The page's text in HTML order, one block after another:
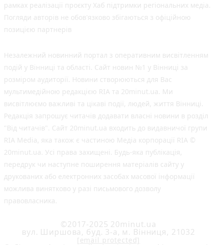
рамках реалізації проєкту Хаб підтримки регіональних медіа.
Погляди авторів не обов'язково збігаються з офіційною
позицією партнерів
Незалежний новинний портал з оперативним висвітленням
подій у Вінниці та області. Сайт новин №1 у Вінниці за
розміром аудиторії. Новини створюються для Вас
мультимедійною редакцією RIA та 20minut.ua. Ми
висвітлюємо важливі та цікаві події, людей, життя Вінниці.
Редакція запрошує читачів додавати власні новини в розділ
"Від читачів". Сайт 20minut.ua входить до видавничої групи
RIA Media, яка також є частиною Медіа корпорації RIA ©
20minut.ua. Усі права захищені. Будь-яка публiкацiя,
передрук чи наступне поширення матеріалів сайту у
друкованих або електронних засобах масової інформації
можлива винятково у разі письмового дозволу
правовласника.
©2017-2025 20minut.ua
вул. Ширшова, буд. 3-а, м. Вінниця, 21032
[email protected]